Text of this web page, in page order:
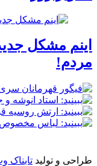
اینم مشکل
مردم!
طراحی و تولید تابناک